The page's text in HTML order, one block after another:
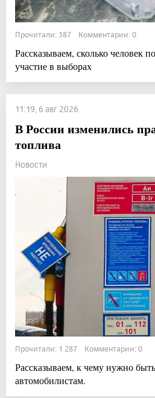
Прочитали: 387 Комментарии: 0
Рассказываем, сколько человек
участие в выборах
11:19, 6 авг 2026
В России изменились
топлива
Новости
Прочитали: 1 287 Комментарии: 0
Рассказываем, к чему нужно
автомобилистам.